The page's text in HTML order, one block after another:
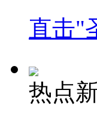
直击"
热点